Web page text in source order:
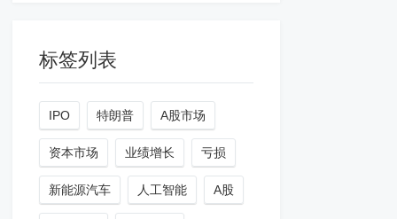
标签列表
IPO 特朗普 A股市场
资本市场 业绩增长 亏损
新能源汽车 人工智能 A股